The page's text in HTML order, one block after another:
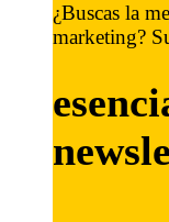
¿Buscas la
marketing?